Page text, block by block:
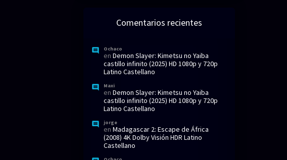
Comentarios recientes
Ochaco
en Demon Slayer: Kimetsu no Yaiba
castillo infinito (2025) HD 1080p y 720p
Latino Castellano
Maxi
en Demon Slayer: Kimetsu no Yaiba
castillo infinito (2025) HD 1080p y 720p
Latino Castellano
jorge
en Madagascar 2: Escape de África
(2008) 4K Dolby Visión HDR Latino
Castellano